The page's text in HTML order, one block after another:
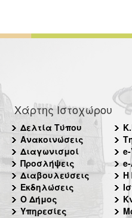
Χάρτης Ιστοχώρου
Δελτία Τύπου
Ανακοινώσεις
Διαγωνισμοί
Προσλήψεις
Διαβουλεύσεις
Εκδηλώσεις
Ο Δήμος
Υπηρεσίες
Η